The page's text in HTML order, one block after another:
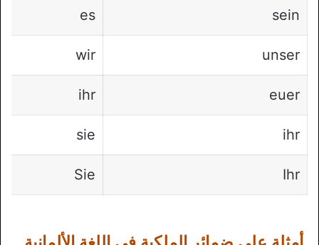
sein
es
unser
wir
euer
ihr
ihr
sie
Ihr
Sie